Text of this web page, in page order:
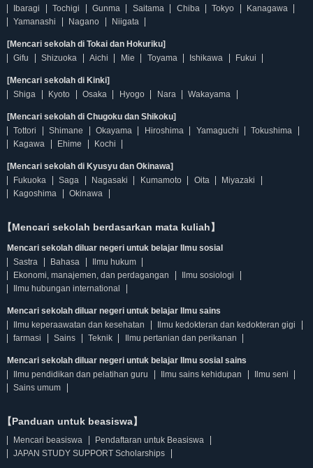
Ibaragi
Tochigi Gunma Saitama Chiba Tokyo
Kanagawa
Yamanashi
Nagano Niigata
[Mencari sekolah di Tokai dan Hokuriku]
Gifu
Shizuoka Aichi Mie Toyama Ishikawa Fukui
[Mencari sekolah di Kinki]
Shiga
Kyoto Osaka Hyogo Nara Wakayama
[Mencari sekolah di Chugoku dan Shikoku]
Tottori
Shimane Okayama Hiroshima Yamaguchi
Tokushima
Kagawa
Ehime Kochi
[Mencari sekolah di Kyusyu dan Okinawa]
Fukuoka
Saga Nagasaki Kumamoto Oita
Miyazaki
Kagoshima
Okinawa
【Mencari sekolah berdasarkan mata kuliah】
Mencari sekolah diluar negeri untuk belajar Ilmu sosial
Sastra
Bahasa
Ilmu hukum
Ekonomi, manajemen, dan perdagangan
Ilmu sosiologi
Ilmu hubungan international
Mencari sekolah diluar negeri untuk belajar Ilmu sains
Ilmu keperaawatan dan kesehatan
Ilmu kedokteran dan kedokteran gigi
farmasi
Sains Teknik Ilmu pertanian dan perikanan
Mencari sekolah diluar negeri untuk belajar Ilmu sosial sains
Ilmu pendidikan dan pelatihan guru
Ilmu sains kehidupan
Ilmu seni
Sains umum
【Panduan untuk beasiswa】
Mencari beasiswa
Pendaftaran untuk Beasiswa
JAPAN STUDY SUPPORT Scholarships